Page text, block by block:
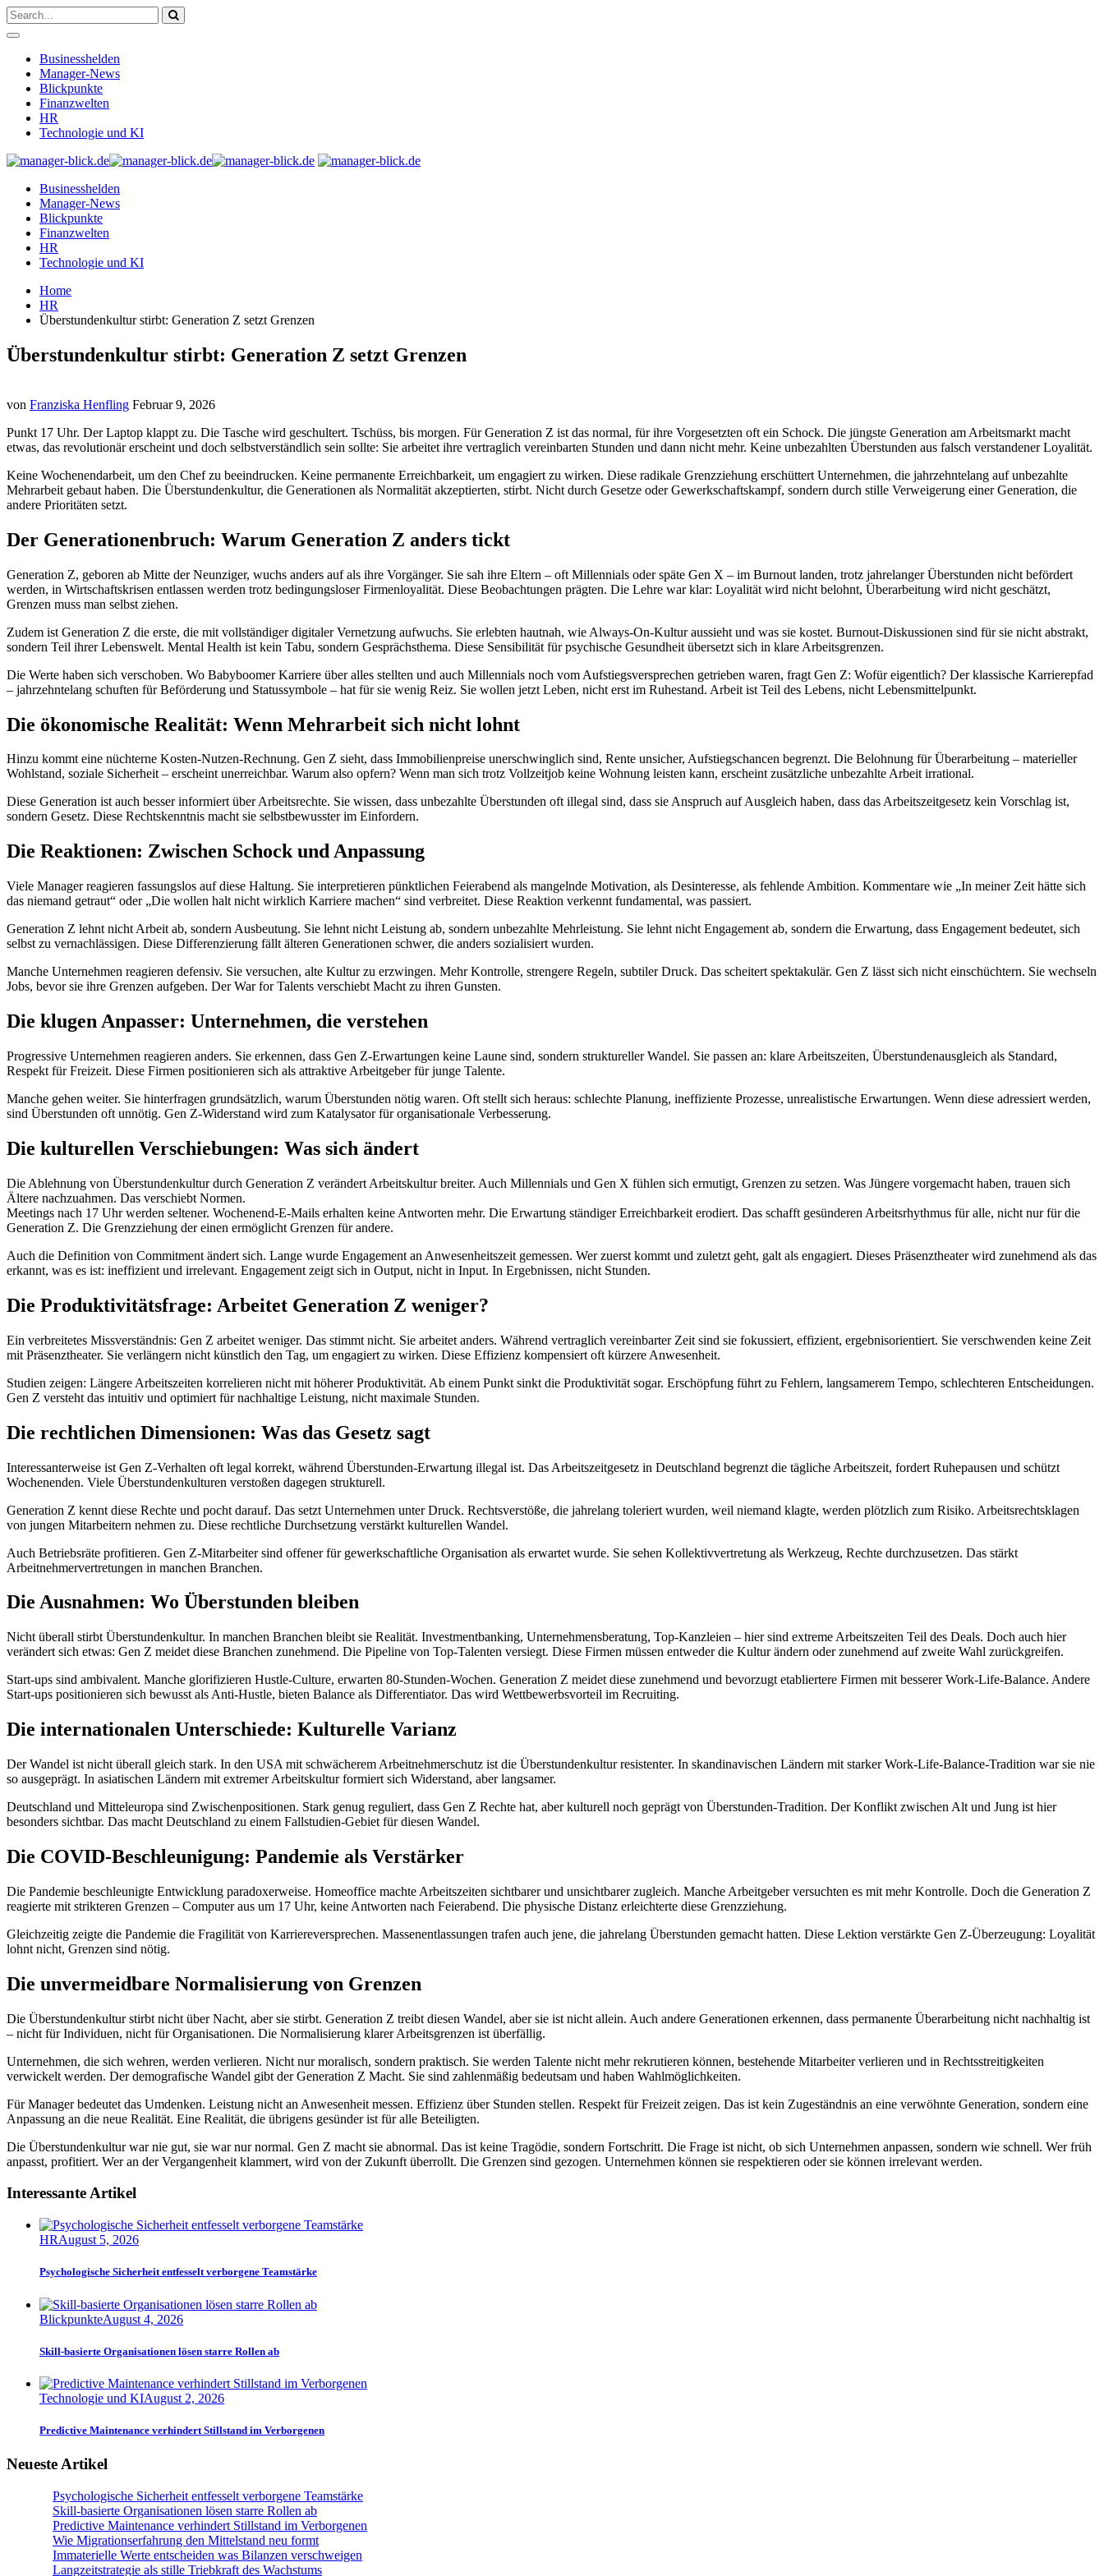
Businesshelden
Manager-News
Blickpunkte
Finanzwelten
HR
Technologie und KI
Businesshelden
Manager-News
Blickpunkte
Finanzwelten
HR
Technologie und KI
Home
HR
Überstundenkultur stirbt: Generation Z setzt Grenzen
Überstundenkultur stirbt: Generation Z setzt Grenzen
von Franziska Henfling Februar 9, 2026
Punkt 17 Uhr. Der Laptop klappt zu. Die Tasche wird geschultert. Tschüss, bis morgen. Für Generation Z ist das normal, für ihre Vorgesetzten oft ein Schock. Die jüngste Generation am Arbeitsmarkt macht
etwas, das revolutionär erscheint und doch selbstverständlich sein sollte: Sie arbeitet ihre vertraglich vereinbarten Stunden und dann nicht mehr. Keine unbezahlten Überstunden aus falsch verstandener Loyalität.
Keine Wochenendarbeit, um den Chef zu beeindrucken. Keine permanente Erreichbarkeit, um engagiert zu wirken. Diese radikale Grenzziehung erschüttert Unternehmen, die jahrzehntelang auf unbezahlte
Mehrarbeit gebaut haben. Die Überstundenkultur, die Generationen als Normalität akzeptierten, stirbt. Nicht durch Gesetze oder Gewerkschaftskampf, sondern durch stille Verweigerung einer Generation, die
andere Prioritäten setzt.
Der Generationenbruch: Warum Generation Z anders tickt
Generation Z, geboren ab Mitte der Neunziger, wuchs anders auf als ihre Vorgänger. Sie sah ihre Eltern – oft Millennials oder späte Gen X – im Burnout landen, trotz jahrelanger Überstunden nicht befördert
werden, in Wirtschaftskrisen entlassen werden trotz bedingungsloser Firmenloyalität. Diese Beobachtungen prägten. Die Lehre war klar: Loyalität wird nicht belohnt, Überarbeitung wird nicht geschätzt,
Grenzen muss man selbst ziehen.
Zudem ist Generation Z die erste, die mit vollständiger digitaler Vernetzung aufwuchs. Sie erlebten hautnah, wie Always-On-Kultur aussieht und was sie kostet. Burnout-Diskussionen sind für sie nicht abstrakt,
sondern Teil ihrer Lebenswelt. Mental Health ist kein Tabu, sondern Gesprächsthema. Diese Sensibilität für psychische Gesundheit übersetzt sich in klare Arbeitsgrenzen.
Die Werte haben sich verschoben. Wo Babyboomer Karriere über alles stellten und auch Millennials noch vom Aufstiegsversprechen getrieben waren, fragt Gen Z: Wofür eigentlich? Der klassische Karrierepfad
– jahrzehntelang schuften für Beförderung und Statussymbole – hat für sie wenig Reiz. Sie wollen jetzt Leben, nicht erst im Ruhestand. Arbeit ist Teil des Lebens, nicht Lebensmittelpunkt.
Die ökonomische Realität: Wenn Mehrarbeit sich nicht lohnt
Hinzu kommt eine nüchterne Kosten-Nutzen-Rechnung. Gen Z sieht, dass Immobilienpreise unerschwinglich sind, Rente unsicher, Aufstiegschancen begrenzt. Die Belohnung für Überarbeitung – materieller
Wohlstand, soziale Sicherheit – erscheint unerreichbar. Warum also opfern? Wenn man sich trotz Vollzeitjob keine Wohnung leisten kann, erscheint zusätzliche unbezahlte Arbeit irrational.
Diese Generation ist auch besser informiert über Arbeitsrechte. Sie wissen, dass unbezahlte Überstunden oft illegal sind, dass sie Anspruch auf Ausgleich haben, dass das Arbeitszeitgesetz kein Vorschlag ist,
sondern Gesetz. Diese Rechtskenntnis macht sie selbstbewusster im Einfordern.
Die Reaktionen: Zwischen Schock und Anpassung
Viele Manager reagieren fassungslos auf diese Haltung. Sie interpretieren pünktlichen Feierabend als mangelnde Motivation, als Desinteresse, als fehlende Ambition. Kommentare wie „In meiner Zeit hätte sich
das niemand getraut“ oder „Die wollen halt nicht wirklich Karriere machen“ sind verbreitet. Diese Reaktion verkennt fundamental, was passiert.
Generation Z lehnt nicht Arbeit ab, sondern Ausbeutung. Sie lehnt nicht Leistung ab, sondern unbezahlte Mehrleistung. Sie lehnt nicht Engagement ab, sondern die Erwartung, dass Engagement bedeutet, sich
selbst zu vernachlässigen. Diese Differenzierung fällt älteren Generationen schwer, die anders sozialisiert wurden.
Manche Unternehmen reagieren defensiv. Sie versuchen, alte Kultur zu erzwingen. Mehr Kontrolle, strengere Regeln, subtiler Druck. Das scheitert spektakulär. Gen Z lässt sich nicht einschüchtern. Sie wechseln
Jobs, bevor sie ihre Grenzen aufgeben. Der War for Talents verschiebt Macht zu ihren Gunsten.
Die klugen Anpasser: Unternehmen, die verstehen
Progressive Unternehmen reagieren anders. Sie erkennen, dass Gen Z-Erwartungen keine Laune sind, sondern struktureller Wandel. Sie passen an: klare Arbeitszeiten, Überstundenausgleich als Standard,
Respekt für Freizeit. Diese Firmen positionieren sich als attraktive Arbeitgeber für junge Talente.
Manche gehen weiter. Sie hinterfragen grundsätzlich, warum Überstunden nötig waren. Oft stellt sich heraus: schlechte Planung, ineffiziente Prozesse, unrealistische Erwartungen. Wenn diese adressiert werden,
sind Überstunden oft unnötig. Gen Z-Widerstand wird zum Katalysator für organisationale Verbesserung.
Die kulturellen Verschiebungen: Was sich ändert
Die Ablehnung von Überstundenkultur durch Generation Z verändert Arbeitskultur breiter. Auch Millennials und Gen X fühlen sich ermutigt, Grenzen zu setzen. Was Jüngere vorgemacht haben, trauen sich
Ältere nachzuahmen. Das verschiebt Normen.
Meetings nach 17 Uhr werden seltener. Wochenend-E-Mails erhalten keine Antworten mehr. Die Erwartung ständiger Erreichbarkeit erodiert. Das schafft gesünderen Arbeitsrhythmus für alle, nicht nur für die
Generation Z. Die Grenzziehung der einen ermöglicht Grenzen für andere.
Auch die Definition von Commitment ändert sich. Lange wurde Engagement an Anwesenheitszeit gemessen. Wer zuerst kommt und zuletzt geht, galt als engagiert. Dieses Präsenztheater wird zunehmend als das
erkannt, was es ist: ineffizient und irrelevant. Engagement zeigt sich in Output, nicht in Input. In Ergebnissen, nicht Stunden.
Die Produktivitätsfrage: Arbeitet Generation Z weniger?
Ein verbreitetes Missverständnis: Gen Z arbeitet weniger. Das stimmt nicht. Sie arbeitet anders. Während vertraglich vereinbarter Zeit sind sie fokussiert, effizient, ergebnisorientiert. Sie verschwenden keine Zeit
mit Präsenztheater. Sie verlängern nicht künstlich den Tag, um engagiert zu wirken. Diese Effizienz kompensiert oft kürzere Anwesenheit.
Studien zeigen: Längere Arbeitszeiten korrelieren nicht mit höherer Produktivität. Ab einem Punkt sinkt die Produktivität sogar. Erschöpfung führt zu Fehlern, langsamerem Tempo, schlechteren Entscheidungen.
Gen Z versteht das intuitiv und optimiert für nachhaltige Leistung, nicht maximale Stunden.
Die rechtlichen Dimensionen: Was das Gesetz sagt
Interessanterweise ist Gen Z-Verhalten oft legal korrekt, während Überstunden-Erwartung illegal ist. Das Arbeitszeitgesetz in Deutschland begrenzt die tägliche Arbeitszeit, fordert Ruhepausen und schützt
Wochenenden. Viele Überstundenkulturen verstoßen dagegen strukturell.
Generation Z kennt diese Rechte und pocht darauf. Das setzt Unternehmen unter Druck. Rechtsverstöße, die jahrelang toleriert wurden, weil niemand klagte, werden plötzlich zum Risiko. Arbeitsrechtsklagen
von jungen Mitarbeitern nehmen zu. Diese rechtliche Durchsetzung verstärkt kulturellen Wandel.
Auch Betriebsräte profitieren. Gen Z-Mitarbeiter sind offener für gewerkschaftliche Organisation als erwartet wurde. Sie sehen Kollektivvertretung als Werkzeug, Rechte durchzusetzen. Das stärkt
Arbeitnehmervertretungen in manchen Branchen.
Die Ausnahmen: Wo Überstunden bleiben
Nicht überall stirbt Überstundenkultur. In manchen Branchen bleibt sie Realität. Investmentbanking, Unternehmensberatung, Top-Kanzleien – hier sind extreme Arbeitszeiten Teil des Deals. Doch auch hier
verändert sich etwas: Gen Z meidet diese Branchen zunehmend. Die Pipeline von Top-Talenten versiegt. Diese Firmen müssen entweder die Kultur ändern oder zunehmend auf zweite Wahl zurückgreifen.
Start-ups sind ambivalent. Manche glorifizieren Hustle-Culture, erwarten 80-Stunden-Wochen. Generation Z meidet diese zunehmend und bevorzugt etabliertere Firmen mit besserer Work-Life-Balance. Andere
Start-ups positionieren sich bewusst als Anti-Hustle, bieten Balance als Differentiator. Das wird Wettbewerbsvorteil im Recruiting.
Die internationalen Unterschiede: Kulturelle Varianz
Der Wandel ist nicht überall gleich stark. In den USA mit schwächerem Arbeitnehmerschutz ist die Überstundenkultur resistenter. In skandinavischen Ländern mit starker Work-Life-Balance-Tradition war sie nie
so ausgeprägt. In asiatischen Ländern mit extremer Arbeitskultur formiert sich Widerstand, aber langsamer.
Deutschland und Mitteleuropa sind Zwischenpositionen. Stark genug reguliert, dass Gen Z Rechte hat, aber kulturell noch geprägt von Überstunden-Tradition. Der Konflikt zwischen Alt und Jung ist hier
besonders sichtbar. Das macht Deutschland zu einem Fallstudien-Gebiet für diesen Wandel.
Die COVID-Beschleunigung: Pandemie als Verstärker
Die Pandemie beschleunigte Entwicklung paradoxerweise. Homeoffice machte Arbeitszeiten sichtbarer und unsichtbarer zugleich. Manche Arbeitgeber versuchten es mit mehr Kontrolle. Doch die Generation Z
reagierte mit strikteren Grenzen – Computer aus um 17 Uhr, keine Antworten nach Feierabend. Die physische Distanz erleichterte diese Grenzziehung.
Gleichzeitig zeigte die Pandemie die Fragilität von Karriereversprechen. Massenentlassungen trafen auch jene, die jahrelang Überstunden gemacht hatten. Diese Lektion verstärkte Gen Z-Überzeugung: Loyalität
lohnt nicht, Grenzen sind nötig.
Die unvermeidbare Normalisierung von Grenzen
Die Überstundenkultur stirbt nicht über Nacht, aber sie stirbt. Generation Z treibt diesen Wandel, aber sie ist nicht allein. Auch andere Generationen erkennen, dass permanente Überarbeitung nicht nachhaltig ist
– nicht für Individuen, nicht für Organisationen. Die Normalisierung klarer Arbeitsgrenzen ist überfällig.
Unternehmen, die sich wehren, werden verlieren. Nicht nur moralisch, sondern praktisch. Sie werden Talente nicht mehr rekrutieren können, bestehende Mitarbeiter verlieren und in Rechtsstreitigkeiten
verwickelt werden. Der demografische Wandel gibt der Generation Z Macht. Sie sind zahlenmäßig bedeutsam und haben Wahlmöglichkeiten.
Für Manager bedeutet das Umdenken. Leistung nicht an Anwesenheit messen. Effizienz über Stunden stellen. Respekt für Freizeit zeigen. Das ist kein Zugeständnis an eine verwöhnte Generation, sondern eine
Anpassung an die neue Realität. Eine Realität, die übrigens gesünder ist für alle Beteiligten.
Die Überstundenkultur war nie gut, sie war nur normal. Gen Z macht sie abnormal. Das ist keine Tragödie, sondern Fortschritt. Die Frage ist nicht, ob sich Unternehmen anpassen, sondern wie schnell. Wer früh
anpasst, profitiert. Wer an der Vergangenheit klammert, wird von der Zukunft überrollt. Die Grenzen sind gezogen. Unternehmen können sie respektieren oder sie können irrelevant werden.
Interessante Artikel
HRAugust 5, 2026
Psychologische Sicherheit entfesselt verborgene Teamstärke
BlickpunkteAugust 4, 2026
Skill-basierte Organisationen lösen starre Rollen ab
Technologie und KIAugust 2, 2026
Predictive Maintenance verhindert Stillstand im Verborgenen
Neueste Artikel
Psychologische Sicherheit entfesselt verborgene Teamstärke
Skill-basierte Organisationen lösen starre Rollen ab
Predictive Maintenance verhindert Stillstand im Verborgenen
Wie Migrationserfahrung den Mittelstand neu formt
Immaterielle Werte entscheiden was Bilanzen verschweigen
Langzeitstrategie als stille Triebkraft des Wachstums